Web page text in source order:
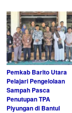
Pemkab Barito Utara
Pelajari Pengelolaan
Sampah Pasca
Penutupan TPA
Piyungan di Bantul